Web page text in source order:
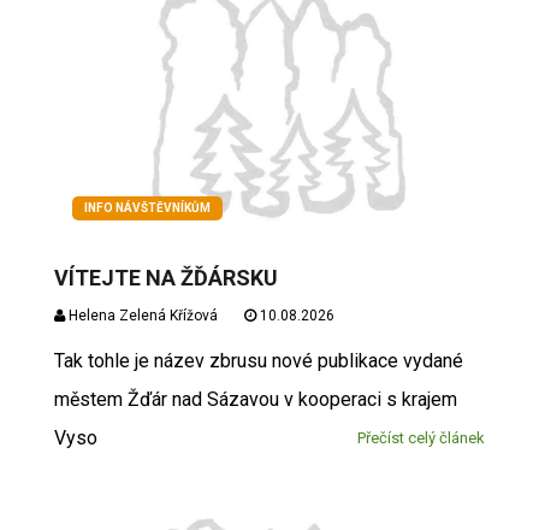
INFO NÁVŠTĚVNÍKŮM
VÍTEJTE NA ŽĎÁRSKU
Helena Zelená Křížová 10.08.2026
Tak tohle je název zbrusu nové publikace vydané
městem Žďár nad Sázavou v kooperaci s krajem
Vyso
Přečíst celý článek